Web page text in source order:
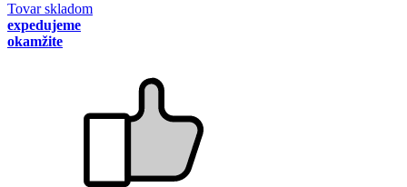
Tovar skladom
expedujeme
okamžite